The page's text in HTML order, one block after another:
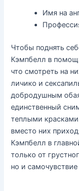
Имя на
Чтобы поднять
Кэмпбелл в
что смотреть на
личико и
добродушным
единственный
теплыми
вместо них
Кэмпбелл в
только от
но и